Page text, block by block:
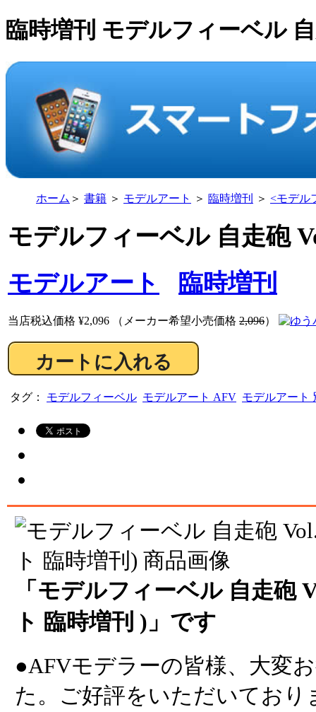
臨時増刊 モデルフィーベル
ホーム ＞ 書籍 ＞ モデルアート ＞ 臨時増刊 ＞ <モデル
モデルフィーベル 自走砲
モデルアート
臨時増刊
当店税込価格 ¥2,096 （メーカー希望小売価格 2,096）
タグ： モデルフィーベル モデルアート AFV モデルアート
「モデルフィーベル 自走砲
ト 臨時増刊 )」です
●AFVモデラーの皆様、大変
た。ご好評をいただいてお